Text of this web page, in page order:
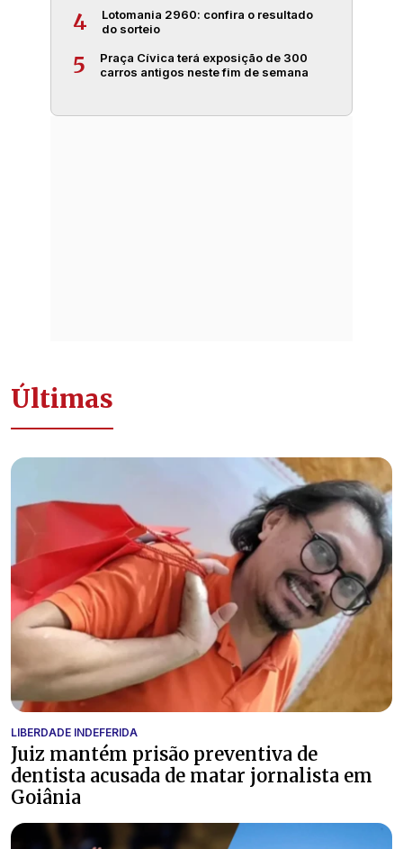
4
Lotomania 2960: confira o resultado
do sorteio
5
Praça Cívica terá exposição de 300
carros antigos neste fim de semana
Últimas
LIBERDADE INDEFERIDA
Juiz mantém prisão preventiva de
dentista acusada de matar jornalista em
Goiânia